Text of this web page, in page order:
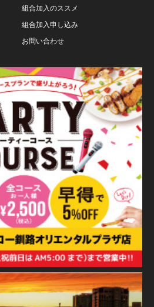
組合加入のススメ
組合加入申し込み
お問い合わせ